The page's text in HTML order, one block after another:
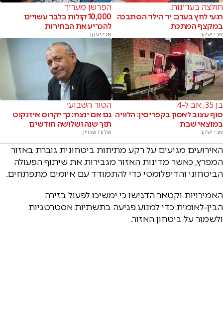
חולצה בעדינות
רגעי לחץ בערב: יד הילד הסתבכה
במקצף המתכת
אבי יעקב
הפרשן מעריך
10,000 קולות בלבד עשויים
להכריע את הבחירות
אבי יעקב
בן 35, אב ל-4
סוף עצוב לאסון בקפריסין: הלוויה
במוצאי שבת
אבי יעקב
הטור השבועי
גם אם ינצח: כך יקרוס איזנקוט
תוך שנה ושלושה חודשים
שלום שטיין
האירועים מגיעים על רקע מתיחות ביטחונית גוברת באזור
המפרץ, כאשר מדינות האזור מגבירות את שיתוף הפעולה
הביטחוני והדיפלומטי כדי להתמודד עם איומים מתפתחים.
האמירויות וקטאר הדגישו כי ימשיכו לפעול בזירה
הבין‑לאומית כדי למנוע פגיעה בתשתיות אסטרטגיות
ולשמור על ביטחון האזור.